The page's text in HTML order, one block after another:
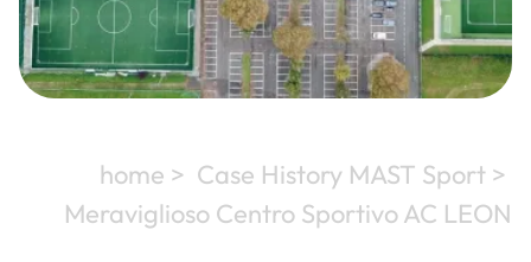
home > Case History MAST Sport >
Meraviglioso Centro Sportivo AC LEON